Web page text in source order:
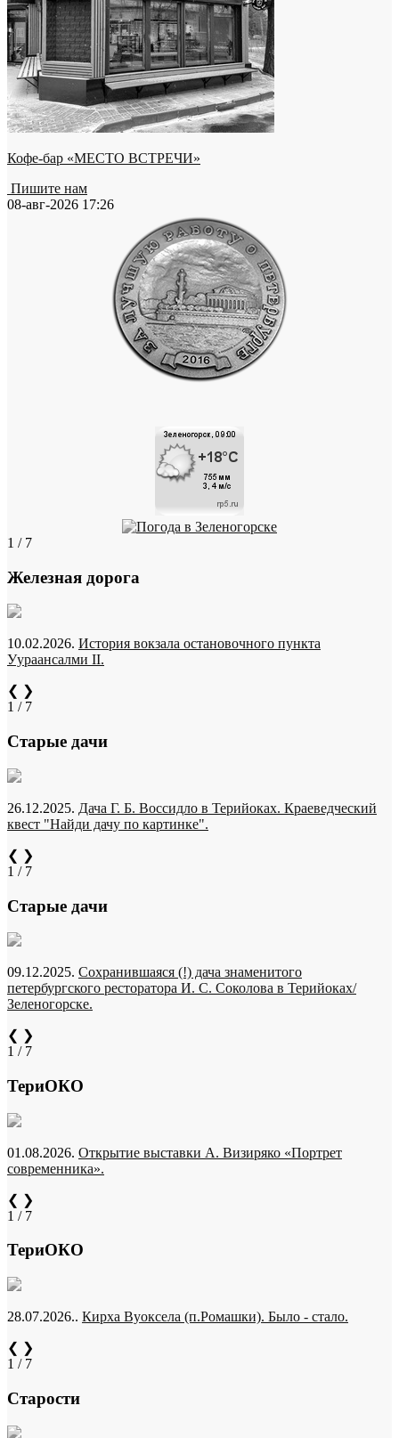
Кофе-бар «МЕСТО ВСТРЕЧИ»
Пишите нам
08-авг-2026 17:26
1 / 7
Железная дорога
10.02.2026. История вокзала остановочного пункта
Уураансалми II.
❮ ❯
1 / 7
Старые дачи
26.12.2025. Дача Г. Б. Воссидло в Терийоках. Краеведческий
квест "Найди дачу по картинке".
❮ ❯
1 / 7
Старые дачи
09.12.2025. Сохранившаяся (!) дача знаменитого
петербургского ресторатора И. С. Соколова в Терийоках/
Зеленогорске.
❮ ❯
1 / 7
ТериОКО
01.08.2026. Открытие выставки А. Визиряко «Портрет
современника».
❮ ❯
1 / 7
ТериОКО
28.07.2026.. Кирха Вуоксела (п.Ромашки). Было - стало.
❮ ❯
1 / 7
Старости